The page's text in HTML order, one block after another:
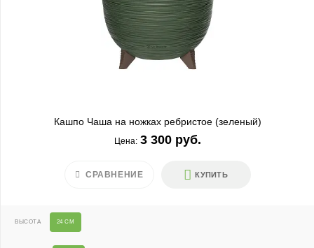
Кашпо Чаша на ножках ребристое (зеленый)
Цена: 3 300 руб.
КУПИТЬ
СРАВНЕНИЕ
ВЫСОТА 24 СМ